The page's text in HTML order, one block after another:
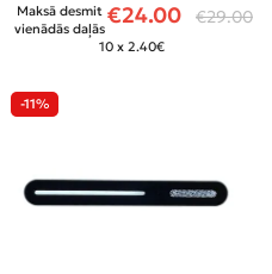
€24.00 €29.00
Maksā desmit
vienādās daļās
10 x 2.40€
-11%